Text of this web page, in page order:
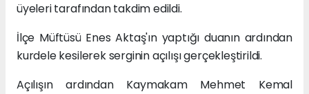
üyeleri tarafından takdim edildi.
İlçe Müftüsü Enes Aktaş'ın yaptığı duanın ardından
kurdele kesilerek serginin açılışı gerçekleştirildi.
Açılışın ardından Kaymakam Mehmet Kemal